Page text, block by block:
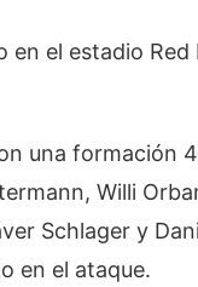
el estadio Red
una formación
Willi
Schlager y
en el ataque.